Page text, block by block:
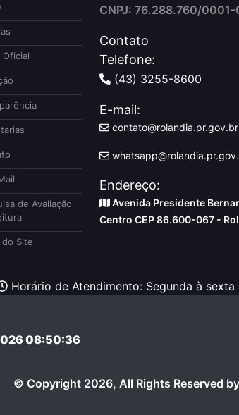
de Avaliação
Site
CNPJ: 76.288.760/0001-
Contato
Telefone:
(43) 3255-8600
E-mail:
contato@rolandia.pr.gov.br
Endereço:
Avenida Presidente
Centro CEP 86.600-067 -
Horário de Atendimento: Segunda à sexta
08:50:36
© Copyright 2026, All Rights Reserved by